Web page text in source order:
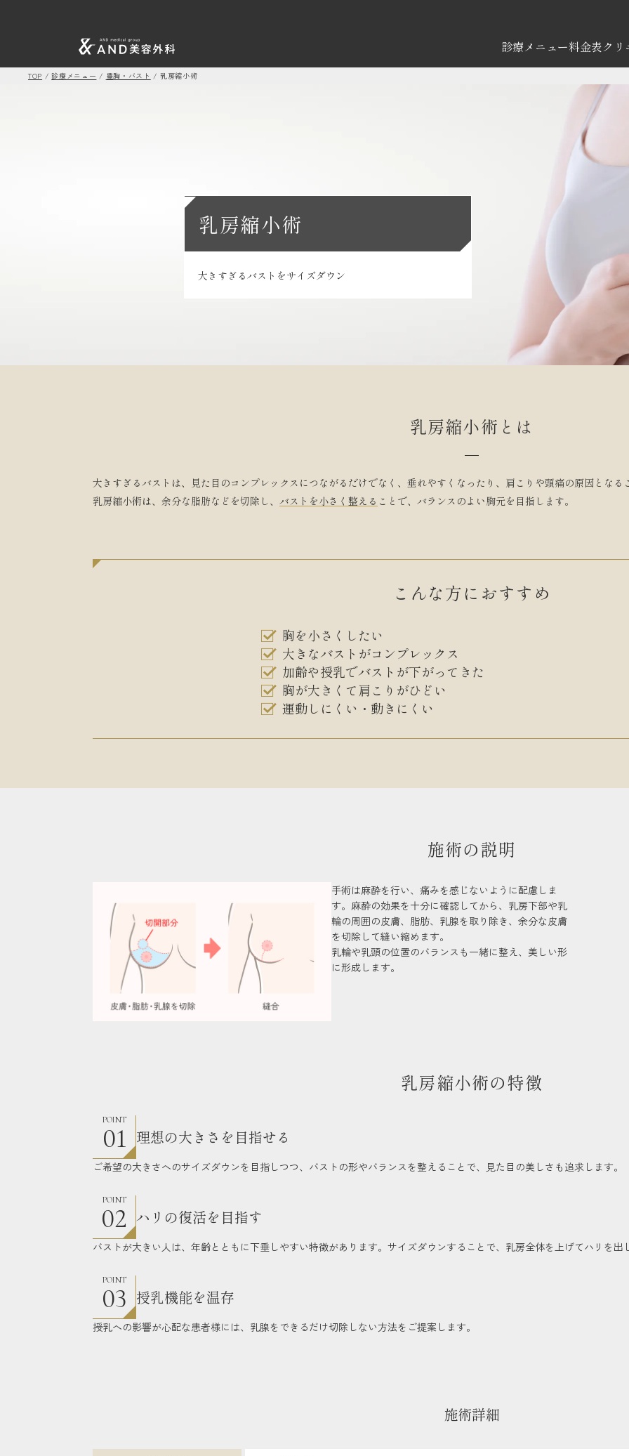
診療メニュー料金表クリ
TOP /診療メニュー / 豊胸・バスト / 乳房縮小術
乳房縮小術
大きすぎるバストをサイズダウン
乳房縮小術とは
大きすぎるバストは、見た目のコンプレックスにつながるだけでなく、垂れやすくなったり、肩こりや頭痛の原因となる
乳房縮小術は、余分な脂肪などを切除し、 バストを小さく整える ことで、バランスのよい胸元を目指します。
こんな方におすすめ
胸を小さくしたい
大きなバストがコンプレックス
加齢や授乳でバストが下がってきた
胸が大きくて肩こりがひどい
運動しにくい・動きにくい
施術の説明
手術は麻酔を行い、痛みを感じないように配慮しま
す。麻酔の効果を十分に確認してから、乳房下部や乳
輪の周囲の皮膚、脂肪、乳腺を取り除き、余分な皮膚
を切除して縫い縮めます。
乳輪や乳頭の位置のバランスも一緒に整え、美しい形
に形成します。
乳房縮小術の特徴
POINT
01 理想の大きさを目指せる
ご希望の大きさへのサイズダウンを目指しつつ、バストの形やバランスを整えることで、見た目の美しさも追求します。
POINT
02 ハリの復活を目指す
バストが大きい人は、年齢とともに下垂しやすい特徴があります。サイズダウンすることで、乳房全体を上げてハリを出
POINT
03 授乳機能を温存
授乳への影響が心配な患者様には、乳腺をできるだけ切除しない方法をご提案します。
施術詳細